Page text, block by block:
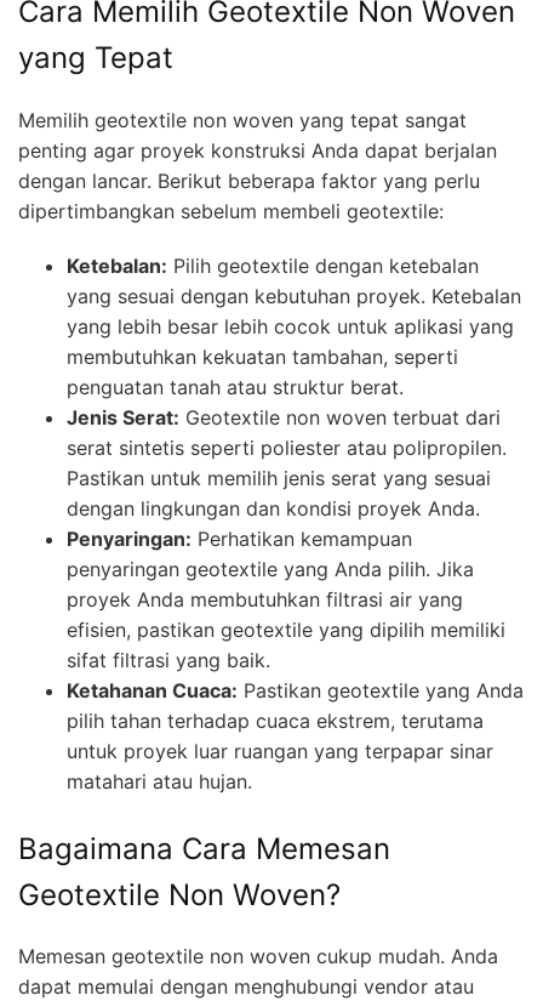
Cara Memilih Geotextile Non Woven
yang Tepat
Memilih geotextile non woven yang tepat sangat
penting agar proyek konstruksi Anda dapat berjalan
dengan lancar. Berikut beberapa faktor yang perlu
dipertimbangkan sebelum membeli geotextile:
Ketebalan: Pilih geotextile dengan ketebalan
yang sesuai dengan kebutuhan proyek. Ketebalan
yang lebih besar lebih cocok untuk aplikasi yang
membutuhkan kekuatan tambahan, seperti
penguatan tanah atau struktur berat.
Jenis Serat: Geotextile non woven terbuat dari
serat sintetis seperti poliester atau polipropilen.
Pastikan untuk memilih jenis serat yang sesuai
dengan lingkungan dan kondisi proyek Anda.
Penyaringan: Perhatikan kemampuan
penyaringan geotextile yang Anda pilih. Jika
proyek Anda membutuhkan filtrasi air yang
efisien, pastikan geotextile yang dipilih memiliki
sifat filtrasi yang baik.
Ketahanan Cuaca: Pastikan geotextile yang Anda
pilih tahan terhadap cuaca ekstrem, terutama
untuk proyek luar ruangan yang terpapar sinar
matahari atau hujan.
Bagaimana Cara Memesan
Geotextile Non Woven?
Memesan geotextile non woven cukup mudah. Anda
dapat memulai dengan menghubungi vendor atau